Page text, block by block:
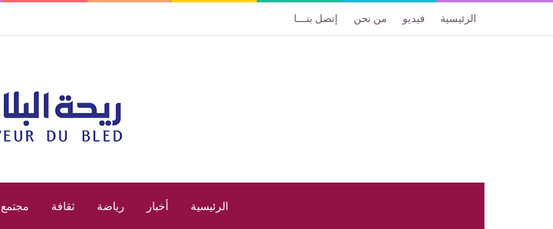
الرئيسية فيديو من نحن إتصل بنـــا
الرئيسية أخبار رياضة ثقافة مجتمع